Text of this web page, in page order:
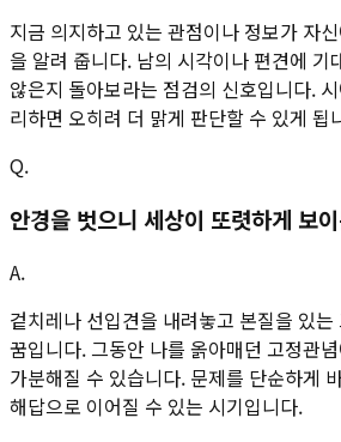
지금 의지하고 있는 관점이나 정보가 자
을 알려 줍니다. 남의 시각이나 편견에 기
않은지 돌아보라는 점검의 신호입니다.
리하면 오히려 더 맑게 판단할 수 있게 됩
Q.
안경을 벗으니 세상이 또렷하게 보
A.
겉치레나 선입견을 내려놓고 본질을 있
꿈입니다. 그동안 나를 옭아매던 고정관
가분해질 수 있습니다. 문제를 단순하게
해답으로 이어질 수 있는 시기입니다.